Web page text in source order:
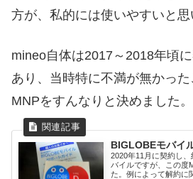
方が、私的には使いやすいと思
mineo自体は2017～2018年頃
あり、当時特に不満が無かっ
MNPをすんなりと決めました。
BIGLOBEモバイ
2020年11月に契約し
バイルですが、この度
た。例によって解約に